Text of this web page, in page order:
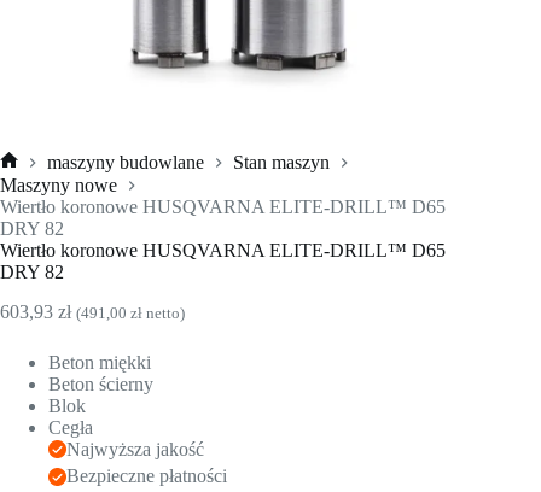
Strona
główna
maszyny budowlane
Stan maszyn
Maszyny nowe
Wiertło koronowe HUSQVARNA ELITE-DRILL™ D65
DRY 82
Wiertło koronowe HUSQVARNA ELITE-DRILL™ D65
DRY 82
603,93 zł (491,00 zł netto)
Beton miękki
Beton ścierny
Blok
Cegła
Najwyższa jakość
Bezpieczne płatności